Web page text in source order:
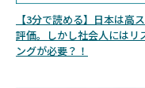
【3分で読める】日本は高
評価。しかし社会人にはリ
ングが必要？！